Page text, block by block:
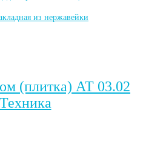
из нержавейки
(плитка) АТ 03.02